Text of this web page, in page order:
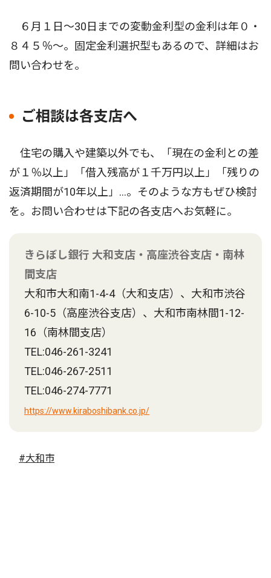
６月１日〜30日までの変動金利型の金利は年０・
８４５％〜。固定金利選択型もあるので、詳細はお
問い合わせを。
ご相談は各支店へ
住宅の購入や建築以外でも、「現在の金利との差
が１％以上」「借入残高が１千万円以上」「残りの
返済期間が10年以上」…。そのような方もぜひ検討
を。お問い合わせは下記の各支店へお気軽に。
きらぼし銀行 大和支店・高座渋谷支店・南林
間支店
大和市大和南1-4-4（大和支店）、大和市渋谷
6-10-5（高座渋谷支店）、大和市南林間1-12-
16（南林間支店）
TEL:046-261-3241
TEL:046-267-2511
TEL:046-274-7771
https://www.kiraboshibank.co.jp/
#大和市